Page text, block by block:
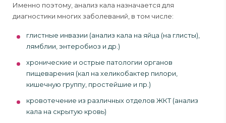
Именно поэтому, анализ кала назначается для
диагностики многих заболеваний, в том числе:
глистные инвазии (анализ кала на яйца (на глисты),
лямблии, энтеробиоз и др.)
хронические и острые патологии органов
пищеварения (кал на хеликобактер пилори,
кишечную группу, простейшие и пр.)
кровотечение из различных отделов ЖКТ (анализ
кала на скрытую кровь)